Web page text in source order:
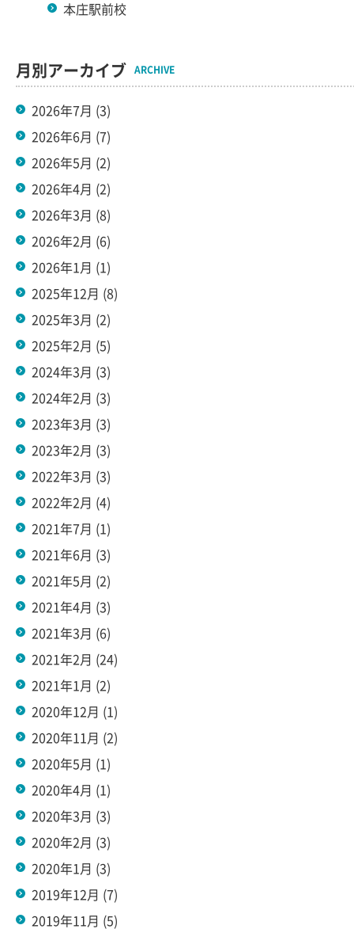
本庄駅前校
月別アーカイブ ARCHIVE
2026年7月 (3)
2026年6月 (7)
2026年5月 (2)
2026年4月 (2)
2026年3月 (8)
2026年2月 (6)
2026年1月 (1)
2025年12月 (8)
2025年3月 (2)
2025年2月 (5)
2024年3月 (3)
2024年2月 (3)
2023年3月 (3)
2023年2月 (3)
2022年3月 (3)
2022年2月 (4)
2021年7月 (1)
2021年6月 (3)
2021年5月 (2)
2021年4月 (3)
2021年3月 (6)
2021年2月 (24)
2021年1月 (2)
2020年12月 (1)
2020年11月 (2)
2020年5月 (1)
2020年4月 (1)
2020年3月 (3)
2020年2月 (3)
2020年1月 (3)
2019年12月 (7)
2019年11月 (5)